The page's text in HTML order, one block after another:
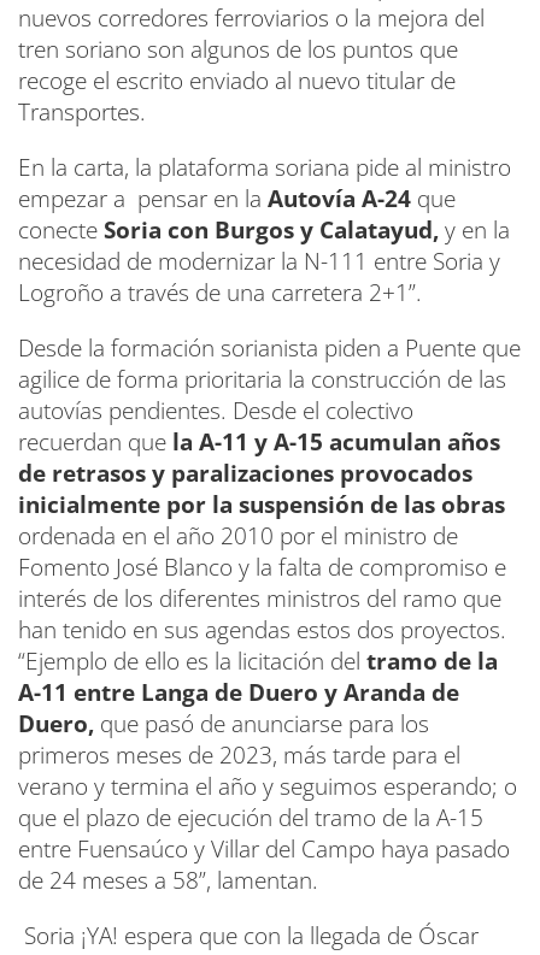
nuevos corredores ferroviarios o la mejora del
tren soriano son algunos de los puntos que
recoge el escrito enviado al nuevo titular de
Transportes.
En la carta, la plataforma soriana pide al ministro
empezar a pensar en la Autovía A-24 que
conecteSoria con Burgos y Calatayud,y en la
necesidad de modernizar la N-111 entre Soria y
Logroño a través de una carretera 2+1”.
Desde la formación sorianista piden a Puente que
agilice de forma prioritaria la construcción de las
autovías pendientes. Desde el colectivo
recuerdan que la A-11 y A-15 acumulan años
de retrasos y paralizaciones provocados
inicialmente por la suspensión de las obras
ordenada en el año 2010 por el ministro de
Fomento José Blanco y la falta de compromiso e
interés de los diferentes ministros del ramo que
han tenido en sus agendas estos dos proyectos.
“Ejemplo de ello es la licitación del tramo de la
A-11 entre Langa de Duero y Aranda de
Duero, que pasó de anunciarse para los
primeros meses de 2023, más tarde para el
verano y termina el año y seguimos esperando; o
que el plazo de ejecución del tramo de la A-15
entre Fuensaúco y Villar del Campo haya pasado
de 24 meses a 58”, lamentan.
Soria ¡YA! espera que con la llegada de Óscar